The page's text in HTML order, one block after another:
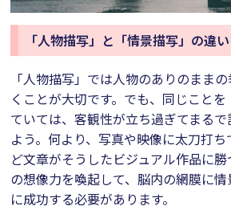
「人物描写」と「情景描写」の違
「人物描写」では人物のありのまま
くことが大切です。でも、同じこと
ていては、客観性が立ち過ぎてまる
よう。何より、写真や映像に太刀打
ど文章がそうしたビジュアル作品に
の想像力を喚起して、脳内の網膜に
に成功する必要があります。